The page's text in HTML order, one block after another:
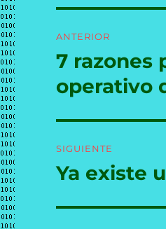
de
entradas
ANTERIOR
Entrada
7 razones
operativo
SIGUIENTE
Entrada
Ya existe